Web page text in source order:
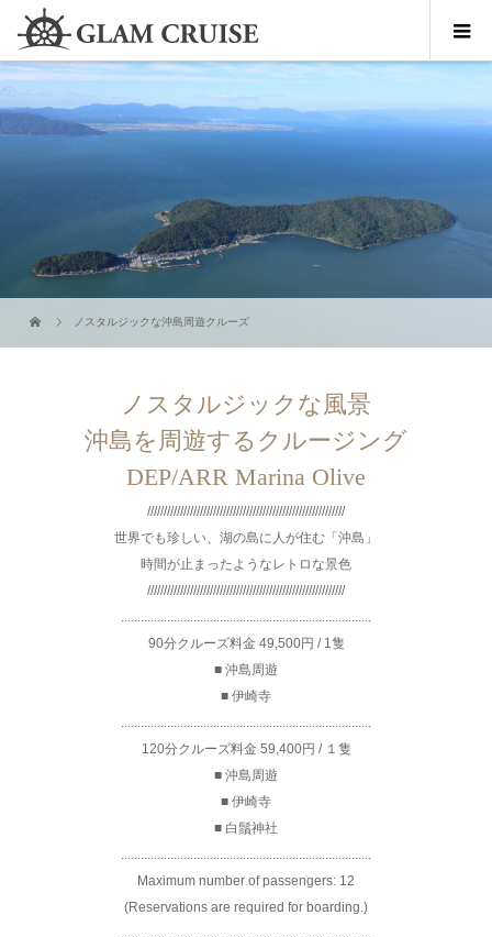
ノスタルジックな沖島周遊クルーズ
ノスタルジックな風景
沖島を周遊するクルージング
DEP/ARR Marina Olive
////////////////////////////////////////////////////////////
世界でも珍しい、湖の島に人が住む「沖島」
時間が止まったようなレトロな景色
////////////////////////////////////////////////////////////
90分クルーズ料金 49,500円 / 1隻
■ 沖島周遊
■ 伊崎寺
120分クルーズ料金 59,400円 / １隻
■ 沖島周遊
■ 伊崎寺
■ 白鬚神社
Maximum number of passengers: 12
(Reservations are required for boarding.)